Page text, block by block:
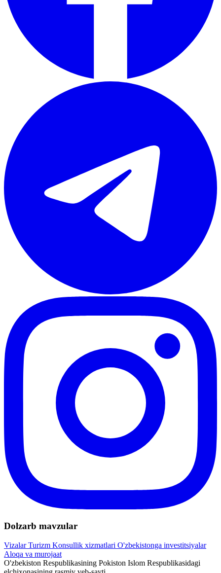
Dolzarb mavzular
VizalarTurizm Konsullik xizmatlari O'zbekistonga investitsiyalar
Aloqa va murojaat
O'zbekiston Respublikasining Pokiston Islom Respublikasidagi